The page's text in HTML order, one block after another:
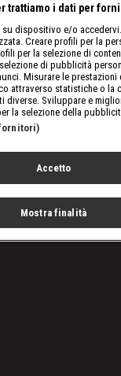
trattiamo i dati per
su dispositivo e/o
Creare profili per la
per la selezione di
di pubblicità
Misurare le
attraverso statistiche o la
diverse. Sviluppare e
la selezione della
Accetto
Mostra finalità